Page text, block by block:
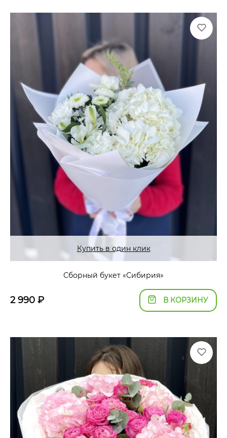
Купить в один клик
Сборный букет «Сибирия»
2 990 ₽ В КОРЗИНУ